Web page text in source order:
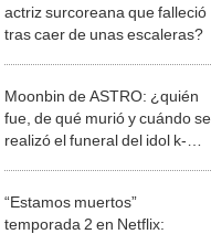
actriz surcoreana que falleció
tras caer de unas escaleras?
Moonbin de ASTRO: ¿quién
fue, de qué murió y cuándo se
realizó el funeral del idol k-
“Estamos muertos”
temporada 2 en Netflix: